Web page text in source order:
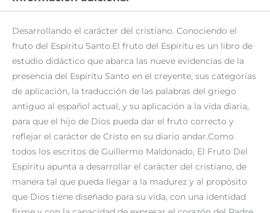
Desarrollando el carácter del cristiano. Conociendo el
fruto del Espíritu Santo.El fruto del Espíritu es un libro de
estudio didáctico que abarca las nueve evidencias de la
presencia del Espíritu Santo en el creyente, sus categorías
de aplicación, la traducción de las palabras del griego
antiguo al español actual, y su aplicación a la vida diaria,
para que el hijo de Dios pueda dar el fruto correcto y
reflejar el carácter de Cristo en su diario andar.Como
todos los escritos de Guillermo Maldonado, El Fruto Del
Espíritu apunta a desarrollar el carácter del cristiano, de
manera tal que pueda llegar a la madurez y al propósito
que Dios tiene diseñado para su vida, con una identidad